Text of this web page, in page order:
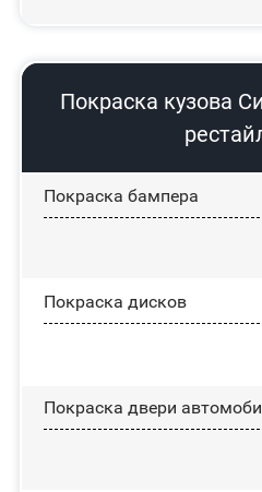
Покраска кузова
Покраска бампера
Покраска дисков
Покраска двери